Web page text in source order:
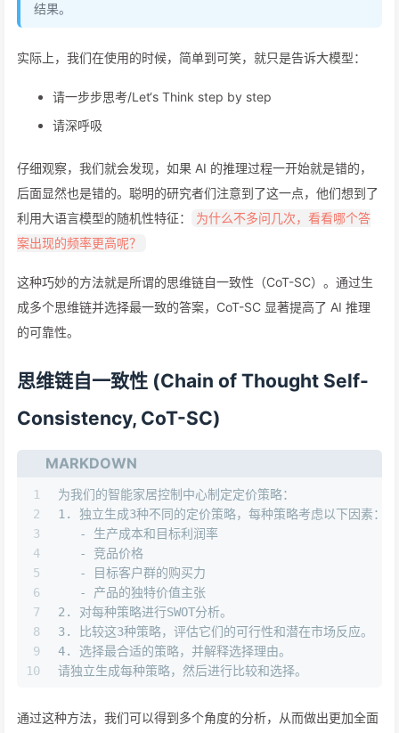
结果。
实际上，我们在使用的时候，简单到可笑，就只是告诉大模型：
请一步步思考/Let‘s Think step by step
请深呼吸
仔细观察，我们就会发现，如果 AI 的推理过程一开始就是错的，
后面显然也是错的。聪明的研究者们注意到了这一点，他们想到了
利用大语言模型的随机性特征：
为什么不多问几次，看看哪个答
案出现的频率更高呢？
这种巧妙的方法就是所谓的思维链自一致性（CoT-SC）。通过生
成多个思维链并选择最一致的答案，CoT-SC 显著提高了 AI 推理
的可靠性。
思维链自一致性 (Chain of Thought Self-
Consistency, CoT-SC)
MARKDOWN
1
2
3
4
5
6
7
8
9
10
为我们的智能家居控制中心制定定价策略：
1.
独立生成3种不同的定价策略，每种策略考虑以下因素：
   -
生产成本和目标利润率
   -
竞品价格
   -
目标客户群的购买力
   -
产品的独特价值主张
2.
对每种策略进行SWOT分析。
3.
比较这3种策略，评估它们的可行性和潜在市场反应。
4.
选择最合适的策略，并解释选择理由。
请独立生成每种策略，然后进行比较和选择。
通过这种方法，我们可以得到多个角度的分析，从而做出更加全面